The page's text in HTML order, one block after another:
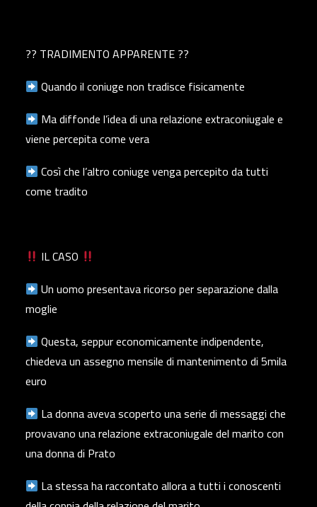
?? TRADIMENTO APPARENTE ??
Quando il coniuge non tradisce fisicamente
Ma diffonde l’idea di una relazione extraconiugale e
viene percepita come vera
Così che l’altro coniuge venga percepito da tutti
come tradito
IL CASO
Un uomo presentava ricorso per separazione dalla
moglie
Questa, seppur economicamente indipendente,
chiedeva un assegno mensile di mantenimento di 5mila
euro
La donna aveva scoperto una serie di messaggi che
provavano una relazione extraconiugale del marito con
una donna di Prato
La stessa ha raccontato allora a tutti i conoscenti